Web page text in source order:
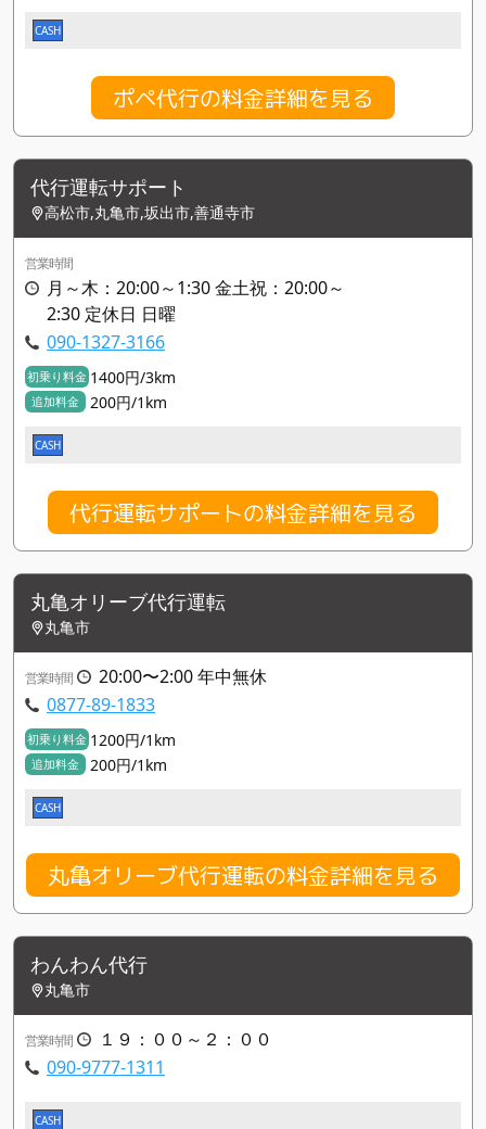
CASH
ポペ代行の料金詳細を見る
代行運転サポート
高松市,丸亀市,坂出市,善通寺市
営業時間
月～木：20:00～1:30 金土祝：20:00～
2:30 定休日 日曜
090-1327-3166
初乗り料金 1400円/3km
追加料金 200円/1km
CASH
代行運転サポートの料金詳細を見る
丸亀オリーブ代行運転
丸亀市
営業時間
20:00〜2:00 年中無休
0877-89-1833
初乗り料金 1200円/1km
追加料金 200円/1km
CASH
丸亀オリーブ代行運転の料金詳細を見る
わんわん代行
丸亀市
営業時間
１９：００～２：００
090-9777-1311
CASH